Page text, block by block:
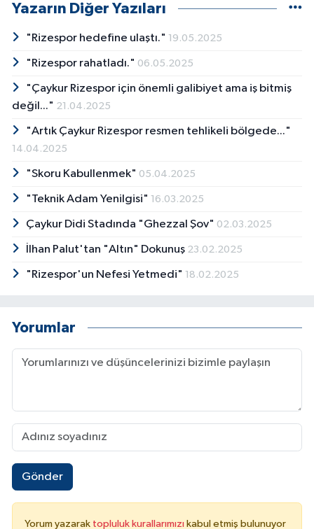
Yazarın Diğer Yazıları
"Rizespor hedefine ulaştı." 19.05.2025
"Rizespor rahatladı." 06.05.2025
"Çaykur Rizespor için önemli galibiyet ama iş bitmiş
değil..." 21.04.2025
"Artık Çaykur Rizespor resmen tehlikeli bölgede..."
14.04.2025
"Skoru Kabullenmek" 05.04.2025
"Teknik Adam Yenilgisi" 16.03.2025
Çaykur Didi Stadında "Ghezzal Şov" 02.03.2025
İlhan Palut'tan "Altın" Dokunuş 23.02.2025
"Rizespor'un Nefesi Yetmedi" 18.02.2025
Yorumlar
Gönder
Yorum yazarak topluluk kurallarımızı kabul etmiş bulunuyor